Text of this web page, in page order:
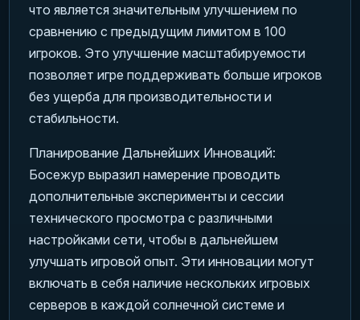
что является значительным улучшением по
сравнению с предыдущим лимитом в 100
игроков. Это улучшение масштабируемости
позволяет игре поддерживать больше игроков
без ущерба для производительности и
стабильности.
Планирование Дальнейших Инноваций:
Босежур выразил намерение проводить
дополнительные эксперименты и сессии
технического просмотра с различными
настройками сети, чтобы в дальнейшем
улучшать игровой опыт. Эти инновации могут
включать в себя наличие нескольких игровых
серверов в каждой солнечной системе и